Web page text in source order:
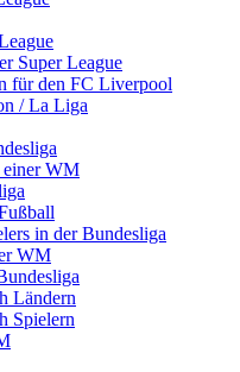
Super League
für den FC Liverpool
/ La Liga
einer WM
in der Bundesliga
WM
Ländern
Spielern